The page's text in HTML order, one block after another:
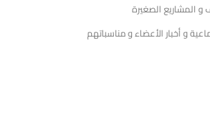
المشاريع الصغيرة
و أخبار الأعضاء و مناسباتهم